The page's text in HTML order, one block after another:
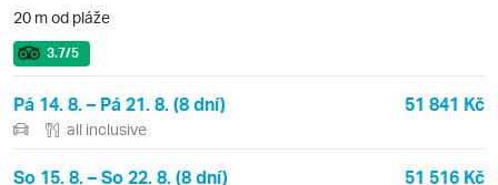
20 m od pláže
3.7/5
Pá 14. 8. – Pá 21. 8. (8 dní) 51 841 Kč
all inclusive
So 15. 8. – So 22. 8. (8 dní) 51 516 Kč